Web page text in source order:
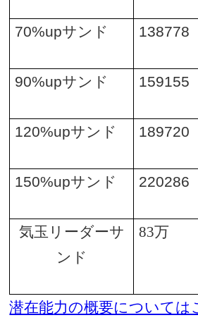
70%upサンド 138778
90%upサンド 159155
120%upサンド 189720
150%upサンド 220286
気玉リーダーサ
ンド
83万
潜在能力の概要については